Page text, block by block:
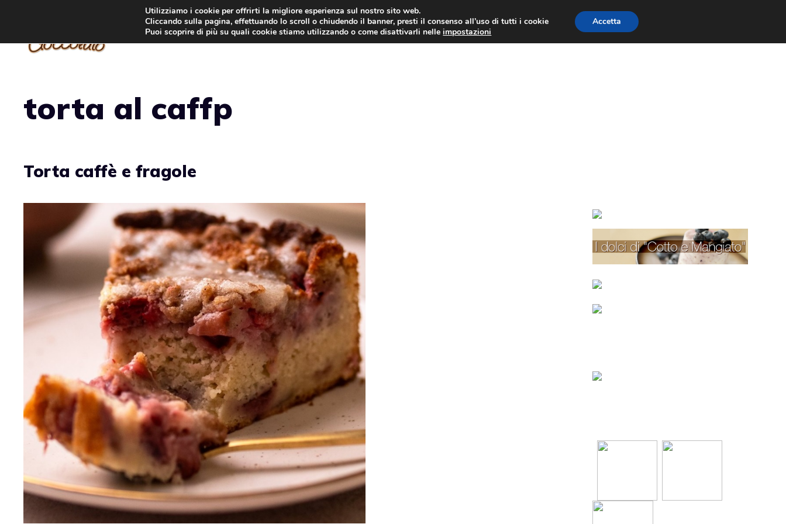
contenuto
TORTE AL CIOCCOLATO TORTE CLASSICHE TORTE PER BAMBINI
torta al caffp
Torta caffè e fragole
Utilizziamo i cookie per offrirti la migliore esperienza sul nostro sito web.
Cliccando sulla pagina, effettuando lo scroll o chiudendo il banner, presti il consenso all’uso di tutti i cookie
Puoi scoprire di più su quali cookie stiamo utilizzando o come disattivarli nelleimpostazioni
Accetta